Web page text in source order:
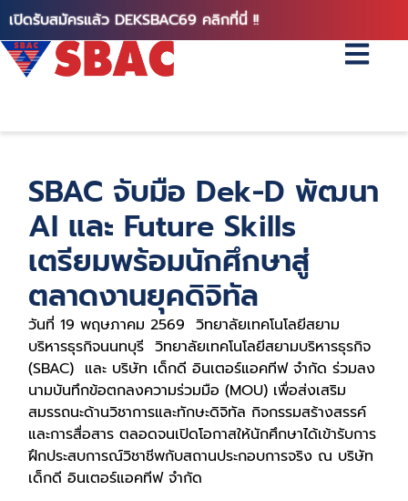
เปิดรับสมัครแล้ว DEKSBAC69 คลิกที่นี่ !!
SBAC จับมือ Dek-D พัฒนา
AI และ Future Skills
เตรียมพร้อมนักศึกษาสู่
ตลาดงานยุคดิจิทัล
วันที่ 19 พฤษภาคม 2569 วิทยาลัยเทคโนโลยีสยาม
บริหารธุรกิจนนทบุรี วิทยาลัยเทคโนโลยีสยามบริหารธุรกิจ
(SBAC) และ บริษัท เด็กดี อินเตอร์แอคทีฟ จำกัด ร่วมลง
นามบันทึกข้อตกลงความร่วมมือ (MOU) เพื่อส่งเสริม
สมรรถนะด้านวิชาการและทักษะดิจิทัล กิจกรรมสร้างสรรค์
และการสื่อสาร ตลอดจนเปิดโอกาสให้นักศึกษาได้เข้ารับการ
ฝึกประสบการณ์วิชาชีพกับสถานประกอบการจริง ณ บริษัท
เด็กดี อินเตอร์แอคทีฟ จำกัด